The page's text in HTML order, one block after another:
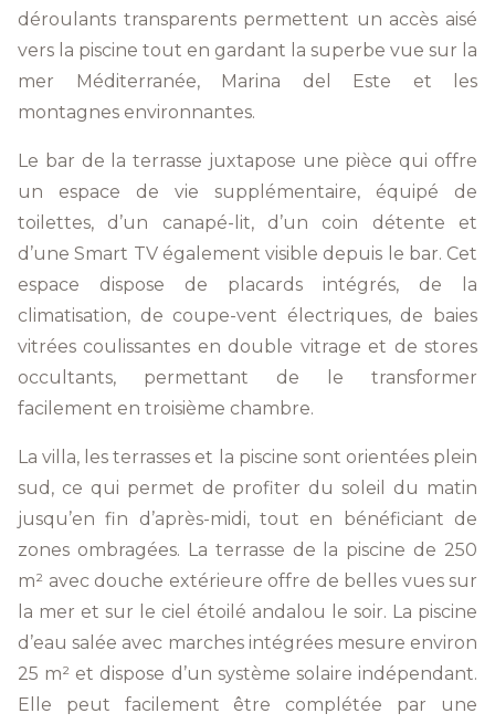
déroulants transparents permettent un accès aisé
vers la piscine tout en gardant la superbe vue sur la
mer Méditerranée, Marina del Este et les
montagnes environnantes.
Le bar de la terrasse juxtapose une pièce qui offre
un espace de vie supplémentaire, équipé de
toilettes, d’un canapé-lit, d’un coin détente et
d’une Smart TV également visible depuis le bar. Cet
espace dispose de placards intégrés, de la
climatisation, de coupe-vent électriques, de baies
vitrées coulissantes en double vitrage et de stores
occultants, permettant de le transformer
facilement en troisième chambre.
La villa, les terrasses et la piscine sont orientées plein
sud, ce qui permet de profiter du soleil du matin
jusqu’en fin d’après-midi, tout en bénéficiant de
zones ombragées. La terrasse de la piscine de 250
m² avec douche extérieure offre de belles vues sur
la mer et sur le ciel étoilé andalou le soir. La piscine
d’eau salée avec marches intégrées mesure environ
25 m² et dispose d’un système solaire indépendant.
Elle peut facilement être complétée par une